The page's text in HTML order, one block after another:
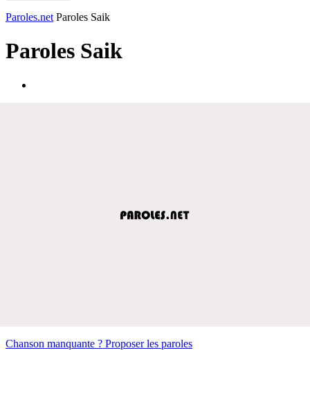
Paroles.net Paroles Saik
Paroles Saik
Chanson manquante ? Proposer les paroles